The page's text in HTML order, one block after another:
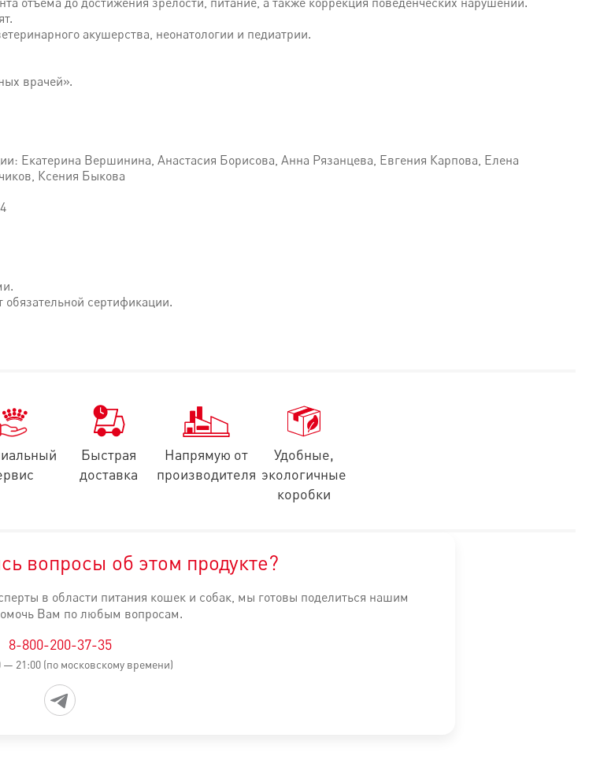
акушерства, неонатологии и педиатрии.
врачей».
Екатерина Вершинина, Анастасия Борисова, Анна Рязанцева, Евгения Карпова, Елена
Ксения Быкова
сертификации.
Быстрая
доставка
Напрямую от
производителя
Удобные,
экологичные
коробки
вопросы об этом продукте?
в области питания кошек и собак, мы готовы поделиться нашим
Вам по любым вопросам.
8-800-200-37-35
21:00 (по московскому времени)